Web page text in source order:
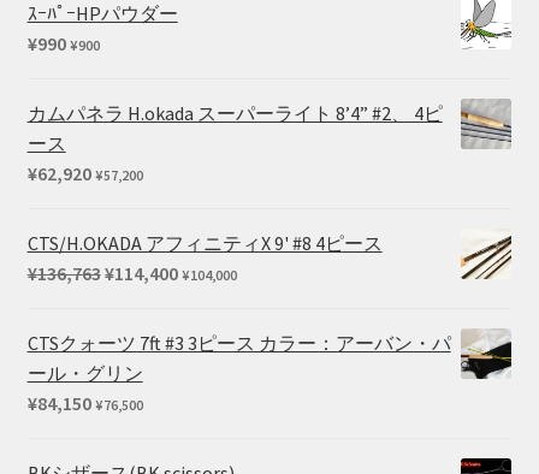
ｽｰﾊﾟｰHPパウダー
¥990 ¥900
カムパネラ H.okada スーパーライト 8’4” #2、 4ピ
ース
¥62,920 ¥57,200
CTS/H.OKADA アフィニティX 9' #8 4ピース
¥136,763元
価
格
¥114,400現
の
¥104,000
CTSクォーツ 7ft #3 3ピース カラー：アーバン・パ
ール・グリン
¥84,150 ¥76,500